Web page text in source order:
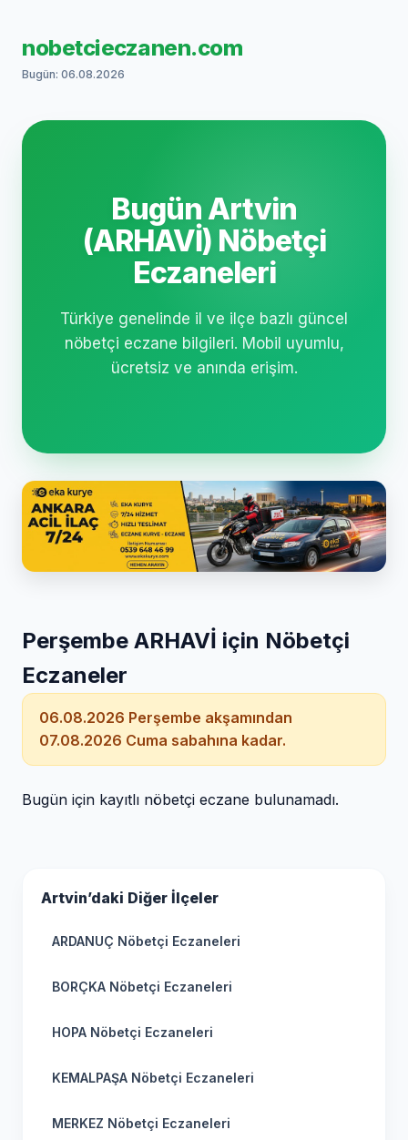
nobetcieczanen.com
Bugün: 06.08.2026
Bugün Artvin
(ARHAVİ) Nöbetçi
Eczaneleri
Türkiye genelinde il ve ilçe bazlı güncel
nöbetçi eczane bilgileri. Mobil uyumlu,
ücretsiz ve anında erişim.
Perşembe ARHAVİ için Nöbetçi
Eczaneler
06.08.2026 Perşembe akşamından
07.08.2026 Cuma sabahına kadar.
Bugün için kayıtlı nöbetçi eczane bulunamadı.
Artvin’daki Diğer İlçeler
ARDANUÇ Nöbetçi Eczaneleri
BORÇKA Nöbetçi Eczaneleri
HOPA Nöbetçi Eczaneleri
KEMALPAŞA Nöbetçi Eczaneleri
MERKEZ Nöbetçi Eczaneleri